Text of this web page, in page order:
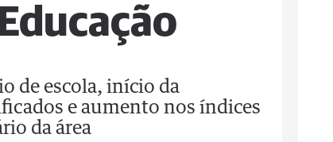
de escola, início da
e aumento nos índices
da área